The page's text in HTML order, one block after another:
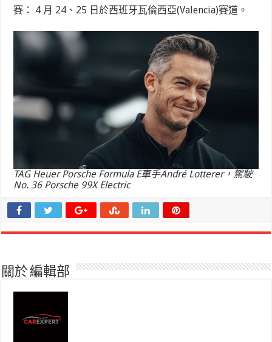
賽： 4 月 24、25 日於西班牙瓦倫西亞(Valencia)賽道。
TAG Heuer Porsche Formula E車手André Lotterer，駕駛
No. 36 Porsche 99X Electric
關於 編輯部